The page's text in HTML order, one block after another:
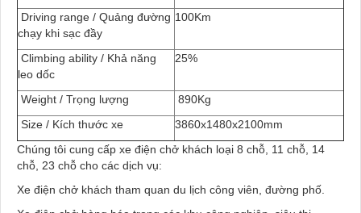
Driving range / Quảng đường
chạy khi sạc đầy
100Km
Climbing ability / Khả năng
leo dốc
25%
Weight / Trọng lượng
890Kg
Size / Kích thước xe
3860x1480x2100mm
Chúng tôi cung cấp xe điện chở khách loại 8 chỗ, 11 chỗ, 14
chỗ, 23 chỗ cho các dịch vụ:
Xe điện chở khách tham quan du lịch công viên, đường phố.